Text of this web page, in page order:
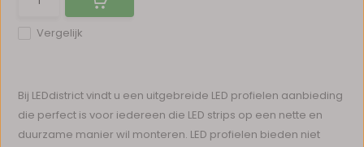
Vergelijk
Bij LEDdistrict vindt u een uitgebreide LED profielen aanbieding
die perfect is voor iedereen die LED strips op een nette en
duurzame manier wil monteren. LED profielen bieden niet